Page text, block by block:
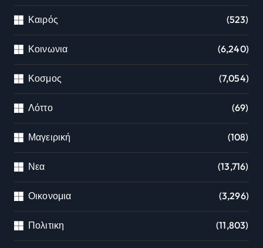
Καιρός (523)
Κοινωνια (6,240)
Κοσμος (7,054)
Λόττο (69)
Μαγειρική (108)
Νεα (13,716)
Οικονομια (3,296)
Πολιτικη (11,803)